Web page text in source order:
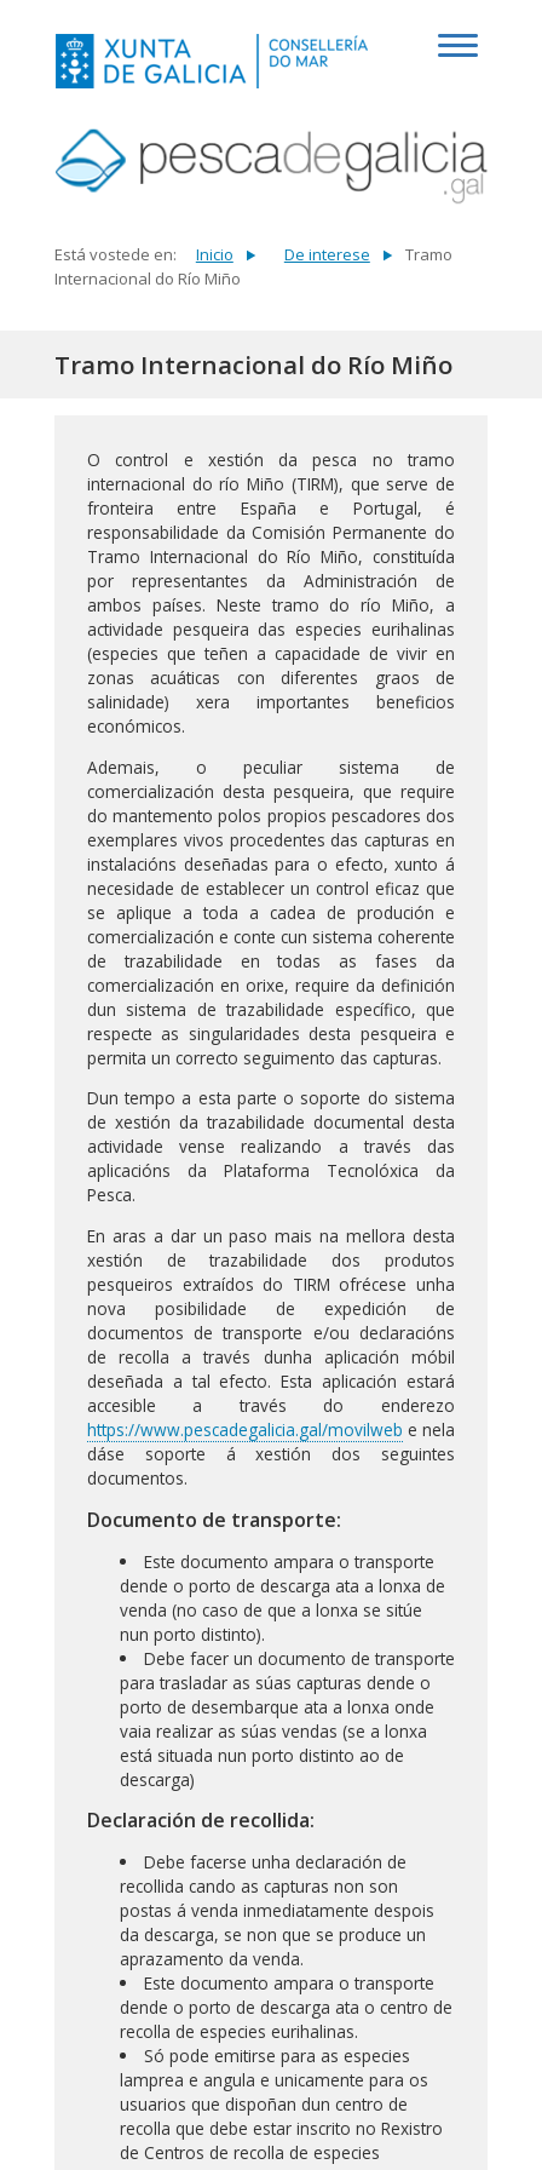
Está vostede en: Inicio De interese
Tramo
Internacional do Río Miño
Tramo Internacional do Río Miño
O control e xestión da pesca no tramo
internacional do río Miño (TIRM), que serve de
fronteira entre España e Portugal, é
responsabilidade da Comisión Permanente do
Tramo Internacional do Río Miño, constituída
por representantes da Administración de
ambos países. Neste tramo do río Miño, a
actividade pesqueira das especies eurihalinas
(especies que teñen a capacidade de vivir en
zonas acuáticas con diferentes graos de
salinidade) xera importantes beneficios
económicos.
Ademais, o peculiar sistema de
comercialización desta pesqueira, que require
do mantemento polos propios pescadores dos
exemplares vivos procedentes das capturas en
instalacións deseñadas para o efecto, xunto á
necesidade de establecer un control eficaz que
se aplique a toda a cadea de produción e
comercialización e conte cun sistema coherente
de trazabilidade en todas as fases da
comercialización en orixe, require da definición
dun sistema de trazabilidade específico, que
respecte as singularidades desta pesqueira e
permita un correcto seguimento das capturas.
Dun tempo a esta parte o soporte do sistema
de xestión da trazabilidade documental desta
actividade vense realizando a través das
aplicacións da Plataforma Tecnolóxica da
Pesca.
En aras a dar un paso mais na mellora desta
xestión de trazabilidade dos produtos
pesqueiros extraídos do TIRM ofrécese unha
nova posibilidade de expedición de
documentos de transporte e/ou declaracións
de recolla a través dunha aplicación móbil
deseñada a tal efecto. Esta aplicación estará
accesible a través do enderezo
https://www.pescadegalicia.gal/movilweb e nela
dáse soporte á xestión dos seguintes
documentos.
Documento de transporte:
Este documento ampara o transporte
dende o porto de descarga ata a lonxa de
venda (no caso de que a lonxa se sitúe
nun porto distinto).
Debe facer un documento de transporte
para trasladar as súas capturas dende o
porto de desembarque ata a lonxa onde
vaia realizar as súas vendas (se a lonxa
está situada nun porto distinto ao de
descarga)
Declaración de recollida:
Debe facerse unha declaración de
recollida cando as capturas non son
postas á venda inmediatamente despois
da descarga, se non que se produce un
aprazamento da venda.
Este documento ampara o transporte
dende o porto de descarga ata o centro de
recolla de especies eurihalinas.
Só pode emitirse para as especies
lamprea e angula e unicamente para os
usuarios que dispoñan dun centro de
recolla que debe estar inscrito no Rexistro
de Centros de recolla de especies